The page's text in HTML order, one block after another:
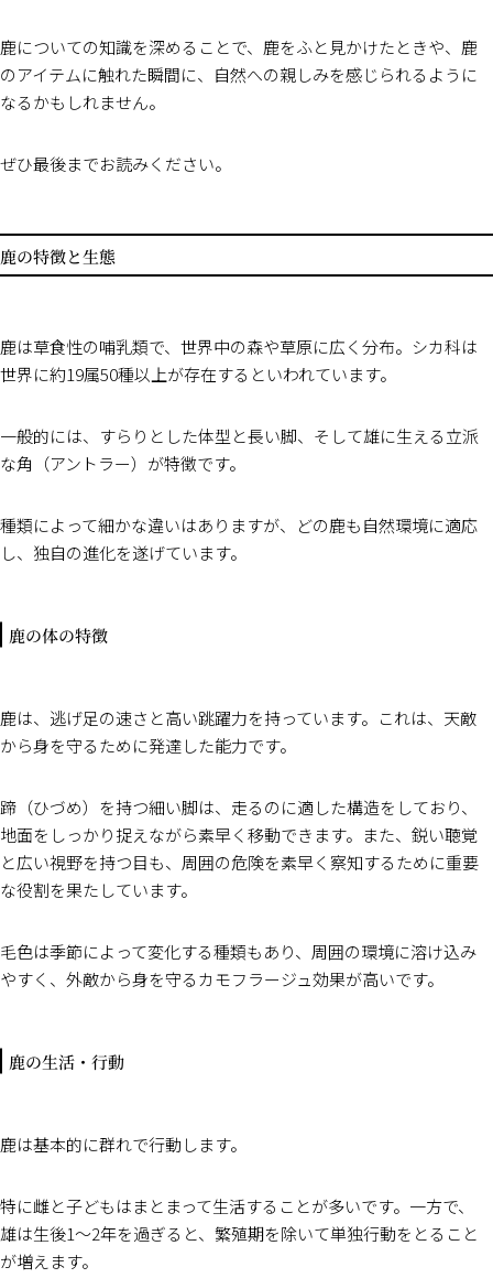
鹿についての知識を深めることで、鹿をふと見かけたときや、鹿
のアイテムに触れた瞬間に、自然への親しみを感じられるように
なるかもしれません。
ぜひ最後までお読みください。
鹿の特徴と生態
鹿は草食性の哺乳類で、世界中の森や草原に広く分布。シカ科は
世界に約19属50種以上が存在するといわれています。
一般的には、すらりとした体型と長い脚、そして雄に生える立派
な角（アントラー）が特徴です。
種類によって細かな違いはありますが、どの鹿も自然環境に適応
し、独自の進化を遂げています。
鹿の体の特徴
鹿は、逃げ足の速さと高い跳躍力を持っています。これは、天敵
から身を守るために発達した能力です。
蹄（ひづめ）を持つ細い脚は、走るのに適した構造をしており、
地面をしっかり捉えながら素早く移動できます。また、鋭い聴覚
と広い視野を持つ目も、周囲の危険を素早く察知するために重要
な役割を果たしています。
毛色は季節によって変化する種類もあり、周囲の環境に溶け込み
やすく、外敵から身を守るカモフラージュ効果が高いです。
鹿の生活・行動
鹿は基本的に群れで行動します。
特に雌と子どもはまとまって生活することが多いです。一方で、
雄は生後1〜2年を過ぎると、繁殖期を除いて単独行動をとること
が増えます。